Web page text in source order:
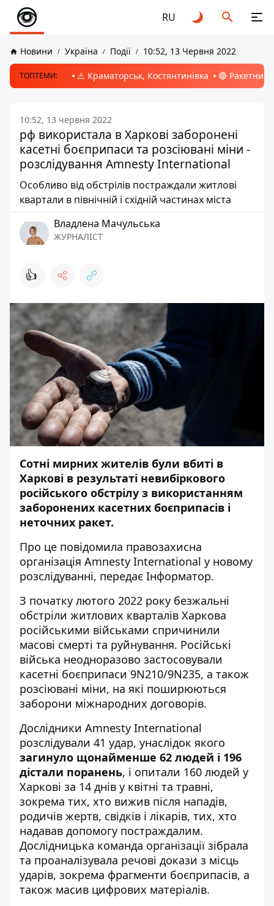
RU
Новини Україна Події 10:52, 13 Червня 2022
ТОПТЕМИ: ⚠️ Краматорськ, Костянтинівка 🔴 Ракетний
10:52, 13 червня 2022
рф використала в Харкові заборонені
касетні боєприпаси та розсіювані міни -
розслідування Amnesty International
Особливо від обстрілів постраждали житлові
квартали в північній і східній частинах міста
Владлена Мачульська
ЖУРНАЛІСТ
👍
Сотні мирних жителів були вбиті в
Харкові в результаті невибіркового
російського обстрілу з використанням
заборонених касетних боєприпасів і
неточних ракет.
Про це повідомила правозахисна
організація Amnesty International у новому
розслідуванні, передає Інформатор.
З початку лютого 2022 року безжальні
обстріли житлових кварталів Харкова
російськими військами спричинили
масові смерті та руйнування. Російські
війська неодноразово застосовували
касетні боєприпаси 9N210/9N235, а також
розсіювані міни, на які поширюються
заборони міжнародних договорів.
Дослідники Amnesty International
розслідували 41 удар, унаслідок якого
загинуло щонайменше 62 людей і 196
дістали поранень, і опитали 160 людей у
Харкові за 14 днів у квітні та травні,
зокрема тих, хто вижив після нападів,
родичів жертв, свідків і лікарів, тих, хто
надавав допомогу постраждалим.
Дослідницька команда організації зібрала
та проаналізувала речові докази з місць
ударів, зокрема фрагменти боєприпасів, а
також масив цифрових матеріалів.